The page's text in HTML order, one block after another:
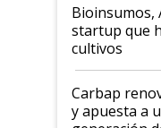
Bioinsumos,
startup que
cultivos
Carbap
y apuesta a